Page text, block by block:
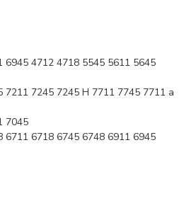
6945 4712 4718 5545 5611 5645
7245 7245 H 7711 7745 7711 a
7045
6711 6718 6745 6748 6911 6945